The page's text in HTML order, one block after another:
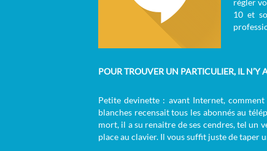
régler
10 et
POUR TROUVER UN PARTICULIER, IL N’Y
Petite devinette : avant Internet,
blanches recensait tous les abonnés au
mort, il a su renaitre de ses cendres, tel un
place au clavier. Il vous suffit juste de taper